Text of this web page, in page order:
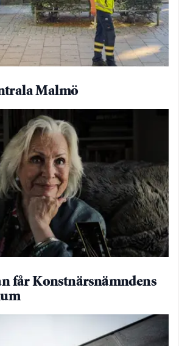
Malmö
får Konstnärsnämndens